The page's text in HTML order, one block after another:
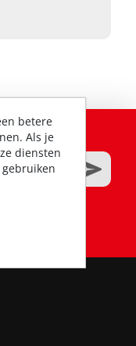
betere
Als je
diensten